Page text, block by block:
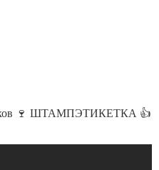
🍷 ШТАМПЭТИКЕТКА 👍